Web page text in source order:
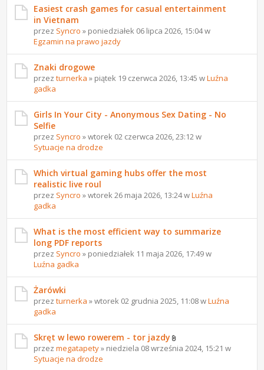
Easiest crash games for casual entertainment
in Vietnam
przez Syncro » poniedziałek 06 lipca 2026, 15:04 w
Egzamin na prawo jazdy
Znaki drogowe
przezturnerka » piątek 19 czerwca 2026, 13:45 wLuźna
gadka
Girls In Your City - Anonymous Sex Dating - No
Selfie
przez Syncro » wtorek 02 czerwca 2026, 23:12 w
Sytuacje na drodze
Which virtual gaming hubs offer the most
realistic live roul
przez Syncro » wtorek 26 maja 2026, 13:24 wLuźna
gadka
What is the most efficient way to summarize
long PDF reports
przez Syncro » poniedziałek 11 maja 2026, 17:49 w
Luźna gadka
Żarówki
przezturnerka » wtorek 02 grudnia 2025, 11:08 wLuźna
gadka
Skręt w lewo rowerem - tor jazdy
przezmegatapety» niedziela 08 września 2024, 15:21 w
Sytuacje na drodze